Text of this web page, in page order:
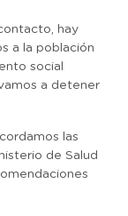
hay
a la población
social
a detener
las
de Salud